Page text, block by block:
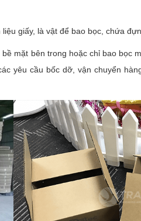
giấy, là vật để bao bọc, chứa
mặt bên trong hoặc chỉ bao bọc
yêu cầu bốc dỡ, vận chuyển